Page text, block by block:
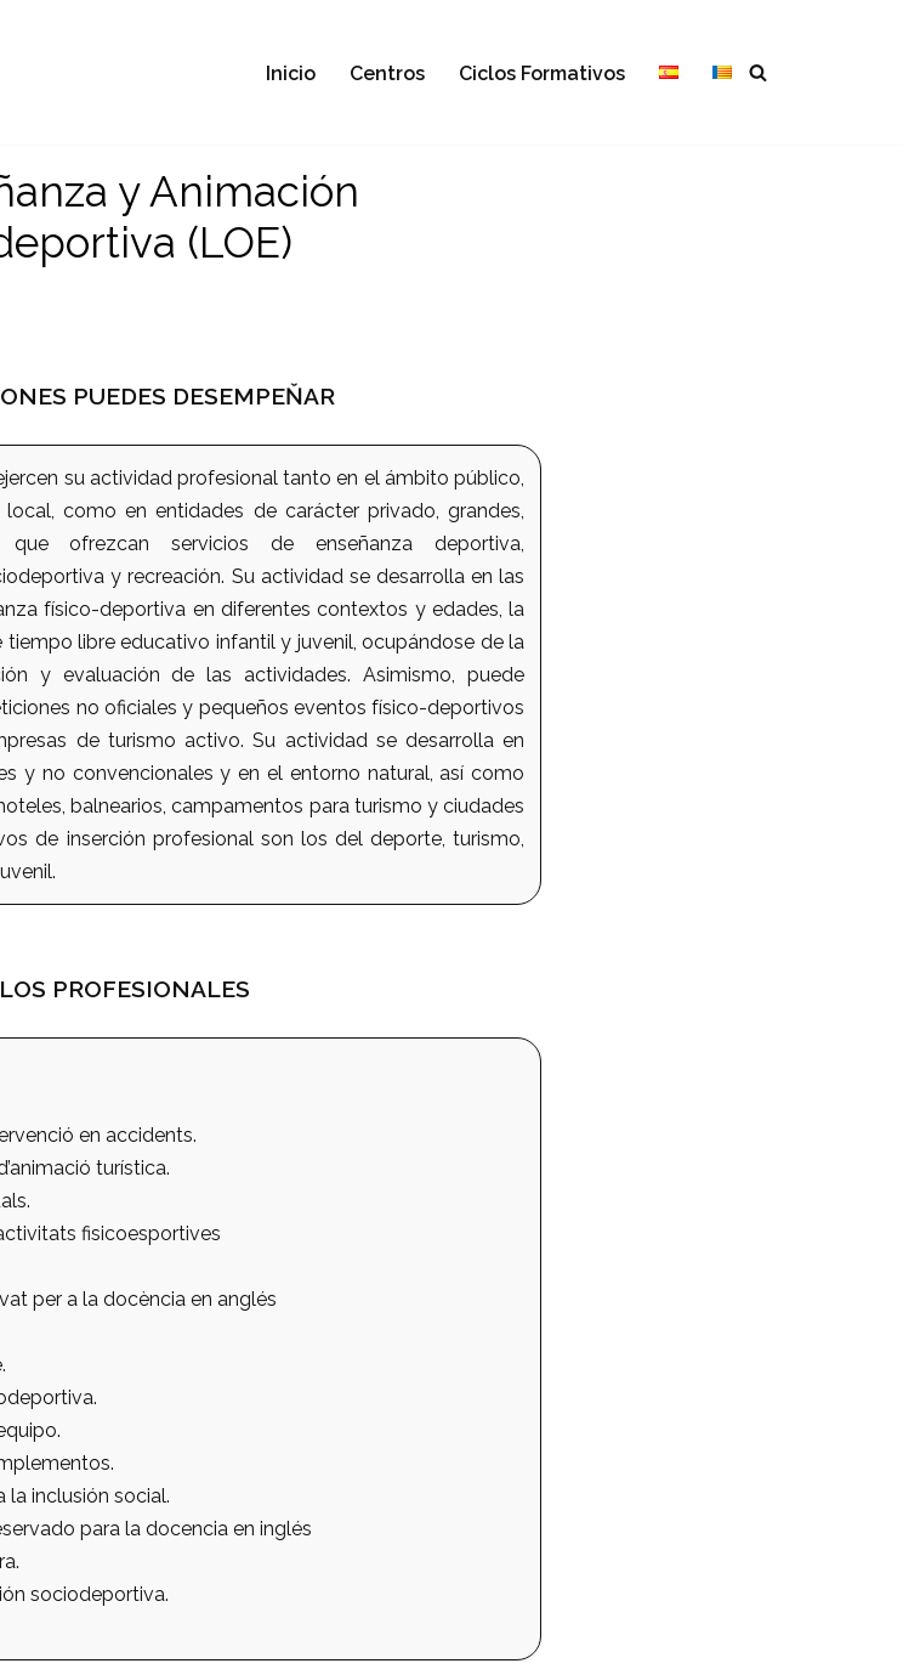
Inicio Centros Ciclos Formativos
y Animación
(LOE)
PUEDES DESEMPEŇAR
su actividad profesional tanto en el ámbito público,
como en entidades de carácter privado, grandes,
ofrezcan servicios de enseñanza deportiva,
y recreación. Su actividad se desarrolla en las
físico-deportiva en diferentes contextos y edades, la
libre educativo infantil y juvenil, ocupándose de la
y evaluación de las actividades. Asimismo, puede
no oficiales y pequeños eventos físico-deportivos
de turismo activo. Su actividad se desarrolla en
y no convencionales y en el entorno natural, así como
balnearios, campamentos para turismo y ciudades
de inserción profesional son los del deporte, turismo,
PROFESIONALES
en accidents.
turística.
fisicoesportives
per a la docència en anglés
la inclusión social.
para la docencia en inglés
sociodeportiva.